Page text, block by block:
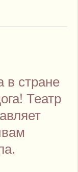
в стране
Театр